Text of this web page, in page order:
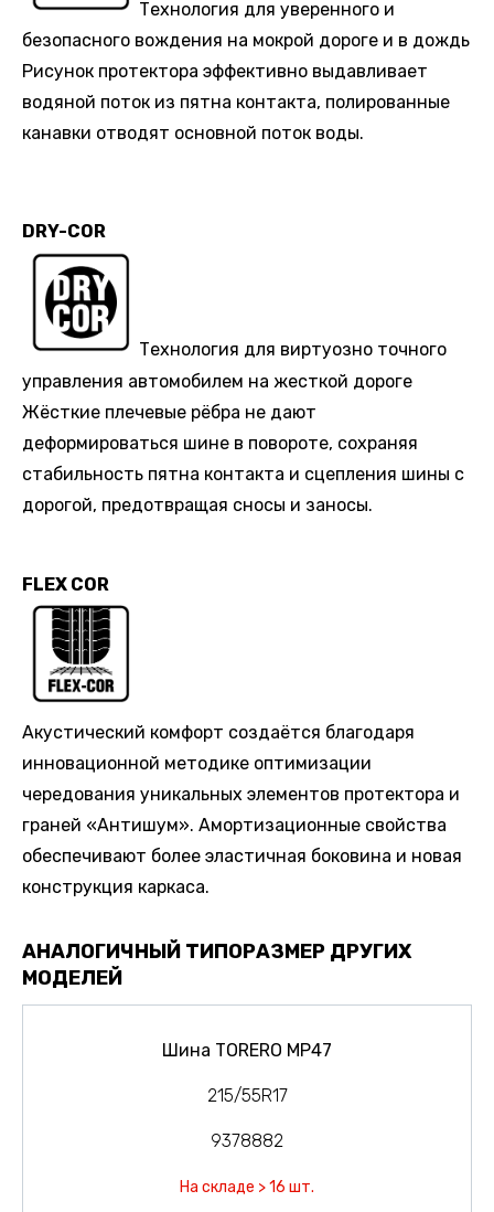
Технология для уверенного и
безопасного вождения на мокрой дороге и в дождь
Рисунок протектора эффективно выдавливает
водяной поток из пятна контакта, полированные
канавки отводят основной поток воды.
DRY-COR
Технология для виртуозно точного
управления автомобилем на жесткой дороге
Жёсткие плечевые рёбра не дают
деформироваться шине в повороте, сохраняя
стабильность пятна контакта и сцепления шины с
дорогой, предотвращая сносы и заносы.
FLEX COR
Акустический комфорт создаётся благодаря
инновационной методике оптимизации
чередования уникальных элементов протектора и
граней «Антишум». Амортизационные свойства
обеспечивают более эластичная боковина и новая
конструкция каркаса.
АНАЛОГИЧНЫЙ ТИПОРАЗМЕР ДРУГИХ
МОДЕЛЕЙ
Шина TORERO MP47
215/55R17
9378882
На складе > 16 шт.